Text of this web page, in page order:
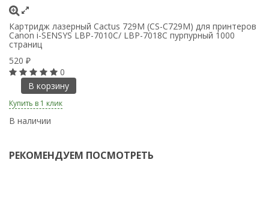
Картридж лазерный Cactus 729M (CS-C729M) для принтеров
Canon i-SENSYS LBP-7010C/ LBP-7018C пурпурный 1000
страниц
520 ₽
0
В корзину
Купить в 1 клик
В наличии
РЕКОМЕНДУЕМ ПОСМОТРЕТЬ